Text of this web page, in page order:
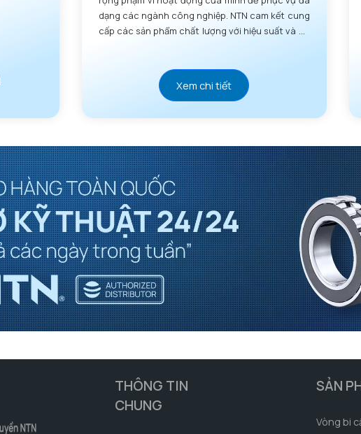
dạng các ngành công nghiệp. NTN cam kết cung
cấp các sản phẩm chất lượng với hiệu suất và độ
Xem chi tiết
THÔNG TIN
CHUNG
SẢN
Vòng bi